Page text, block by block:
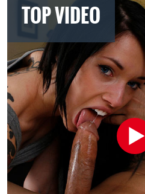
TOP VIDEO